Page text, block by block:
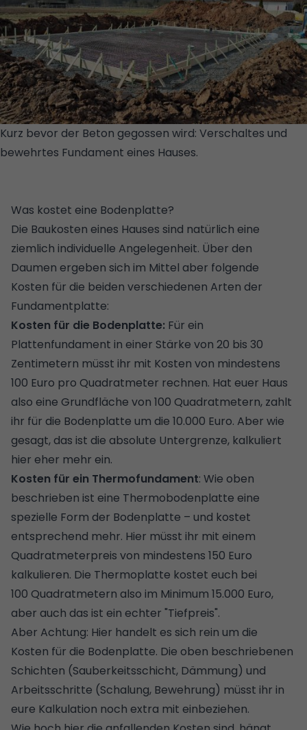
Kurz bevor der Beton gegossen wird: Verschaltes und
bewehrtes Fundament eines Hauses.
Was kostet eine Bodenplatte?
Die Baukosten eines Hauses sind natürlich eine
ziemlich individuelle Angelegenheit. Über den
Daumen ergeben sich im Mittel aber folgende
Kosten für die beiden verschiedenen Arten der
Fundamentplatte:
Kosten für die Bodenplatte: Für ein
Plattenfundament in einer Stärke von 20 bis 30
Zentimetern müsst ihr mit Kosten von mindestens
100 Euro pro Quadratmeter rechnen. Hat euer Haus
also eine Grundfläche von 100 Quadratmetern, zahlt
ihr für die Bodenplatte um die 10.000 Euro. Aber wie
gesagt, das ist die absolute Untergrenze, kalkuliert
hier eher mehr ein.
Kosten für ein Thermofundament: Wie oben
beschrieben ist eine Thermobodenplatte eine
spezielle Form der Bodenplatte – und kostet
entsprechend mehr. Hier müsst ihr mit einem
Quadratmeterpreis von mindestens 150 Euro
kalkulieren. Die Thermoplatte kostet euch bei
100 Quadratmetern also im Minimum 15.000 Euro,
aber auch das ist ein echter "Tiefpreis".
Aber Achtung: Hier handelt es sich rein um die
Kosten für die Bodenplatte. Die oben beschriebenen
Schichten (Sauberkeitsschicht, Dämmung) und
Arbeitsschritte (Schalung, Bewehrung) müsst ihr in
eure Kalkulation noch extra mit einbeziehen.